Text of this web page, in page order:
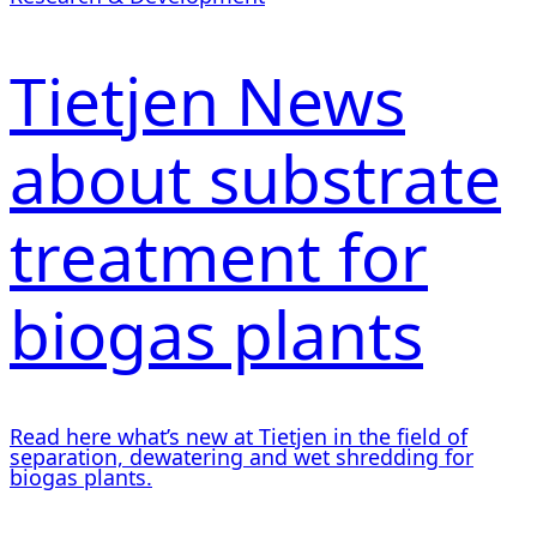
Tietjen News
about substrate
treatment for
biogas plants
Read here what’s new at Tietjen in the field of
separation, dewatering and wet shredding for
biogas plants.